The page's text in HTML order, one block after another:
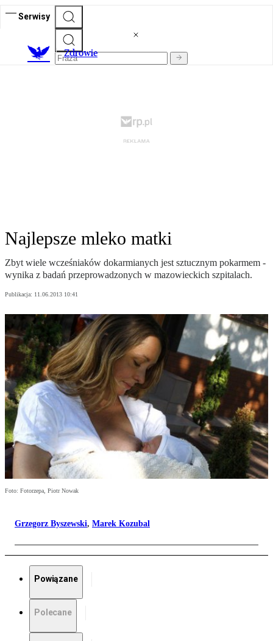
Serwisy
Zdrowie
Najlepsze mleko matki
Zbyt wiele wcześniaków dokarmianych jest sztucznym pokarmem -
wynika z badań przeprowadzonych w mazowieckich szpitalach.
Publikacja: 11.06.2013 10:41
Foto: Fotorzepa, Piotr Nowak
Grzegorz Byszewski, Marek Kozubal
Powiązane
Polecane